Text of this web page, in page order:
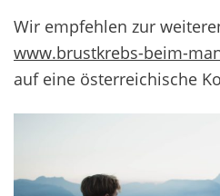
Wir empfehlen zur
www.brustkrebs-beim-
auf eine österreichische